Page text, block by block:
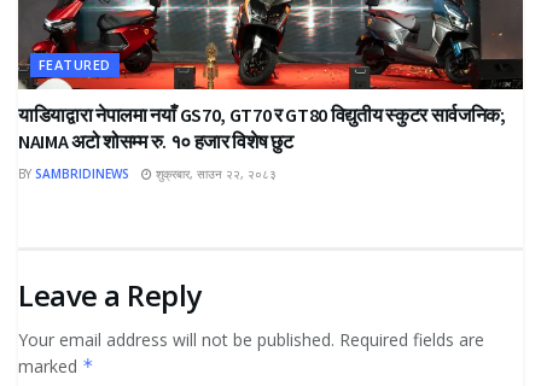
FEATURED
याडियाद्वारा नेपालमा नयाँ GS70, GT70 र GT80 विद्युतीय स्कुटर सार्वजनिक;
NAIMA अटो शोसम्म रु. १० हजार विशेष छुट
BY SAMBRIDINEWS शुक्रबार, साउन २२, २०८३
Leave a Reply
Your email address will not be published. Required fields are
marked *